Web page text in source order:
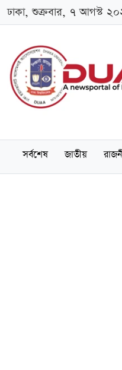
ঢাকা, শুক্রবার, ৭ আগস্ট
সর্বশেষ জাতীয়